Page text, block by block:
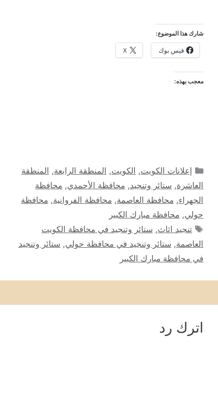
شارك هذا الموضوع:
فيس بوك X
معجب بهذه:
التصنيفات
إعلانات الكويت, الكويت, المنطقة الرابعة, المنطقة
العاشرة, ستائر وتنجيد, محافظة الأحمدي, محافظة
الجهراء, محافظة العاصمة, محافظة الفروانية, محافظة
حولي, محافظة مبارك الكبير
الوسوم
تنجيد اثاث, ستائر وتنجيد في محافظة الكويت
العاصمة, ستائر وتنجيد في محافظة حولي, ستائر وتنجيد
في محافظة مبارك الكبير
اترك رد